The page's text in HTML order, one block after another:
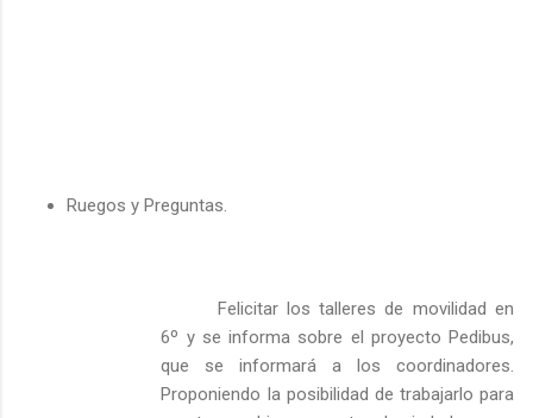
Ruegos y Preguntas.
Felicitar los talleres de movilidad en
6º y se informa sobre el proyecto Pedibus,
que se informará a los coordinadores.
Proponiendo la posibilidad de trabajarlo para